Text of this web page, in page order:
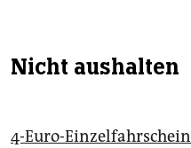
Nicht aushalten
4-Euro-Einzelfahrschein